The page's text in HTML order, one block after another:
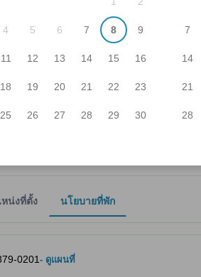
4 5 6 7 8 9
11 12 13 14 15 16
18 19 20 21 22 23
25 26 27 28 29 30
7
14
21
28
น่งที่ตั้ง นโยบายที่พัก
0201 - ดูแผนที่